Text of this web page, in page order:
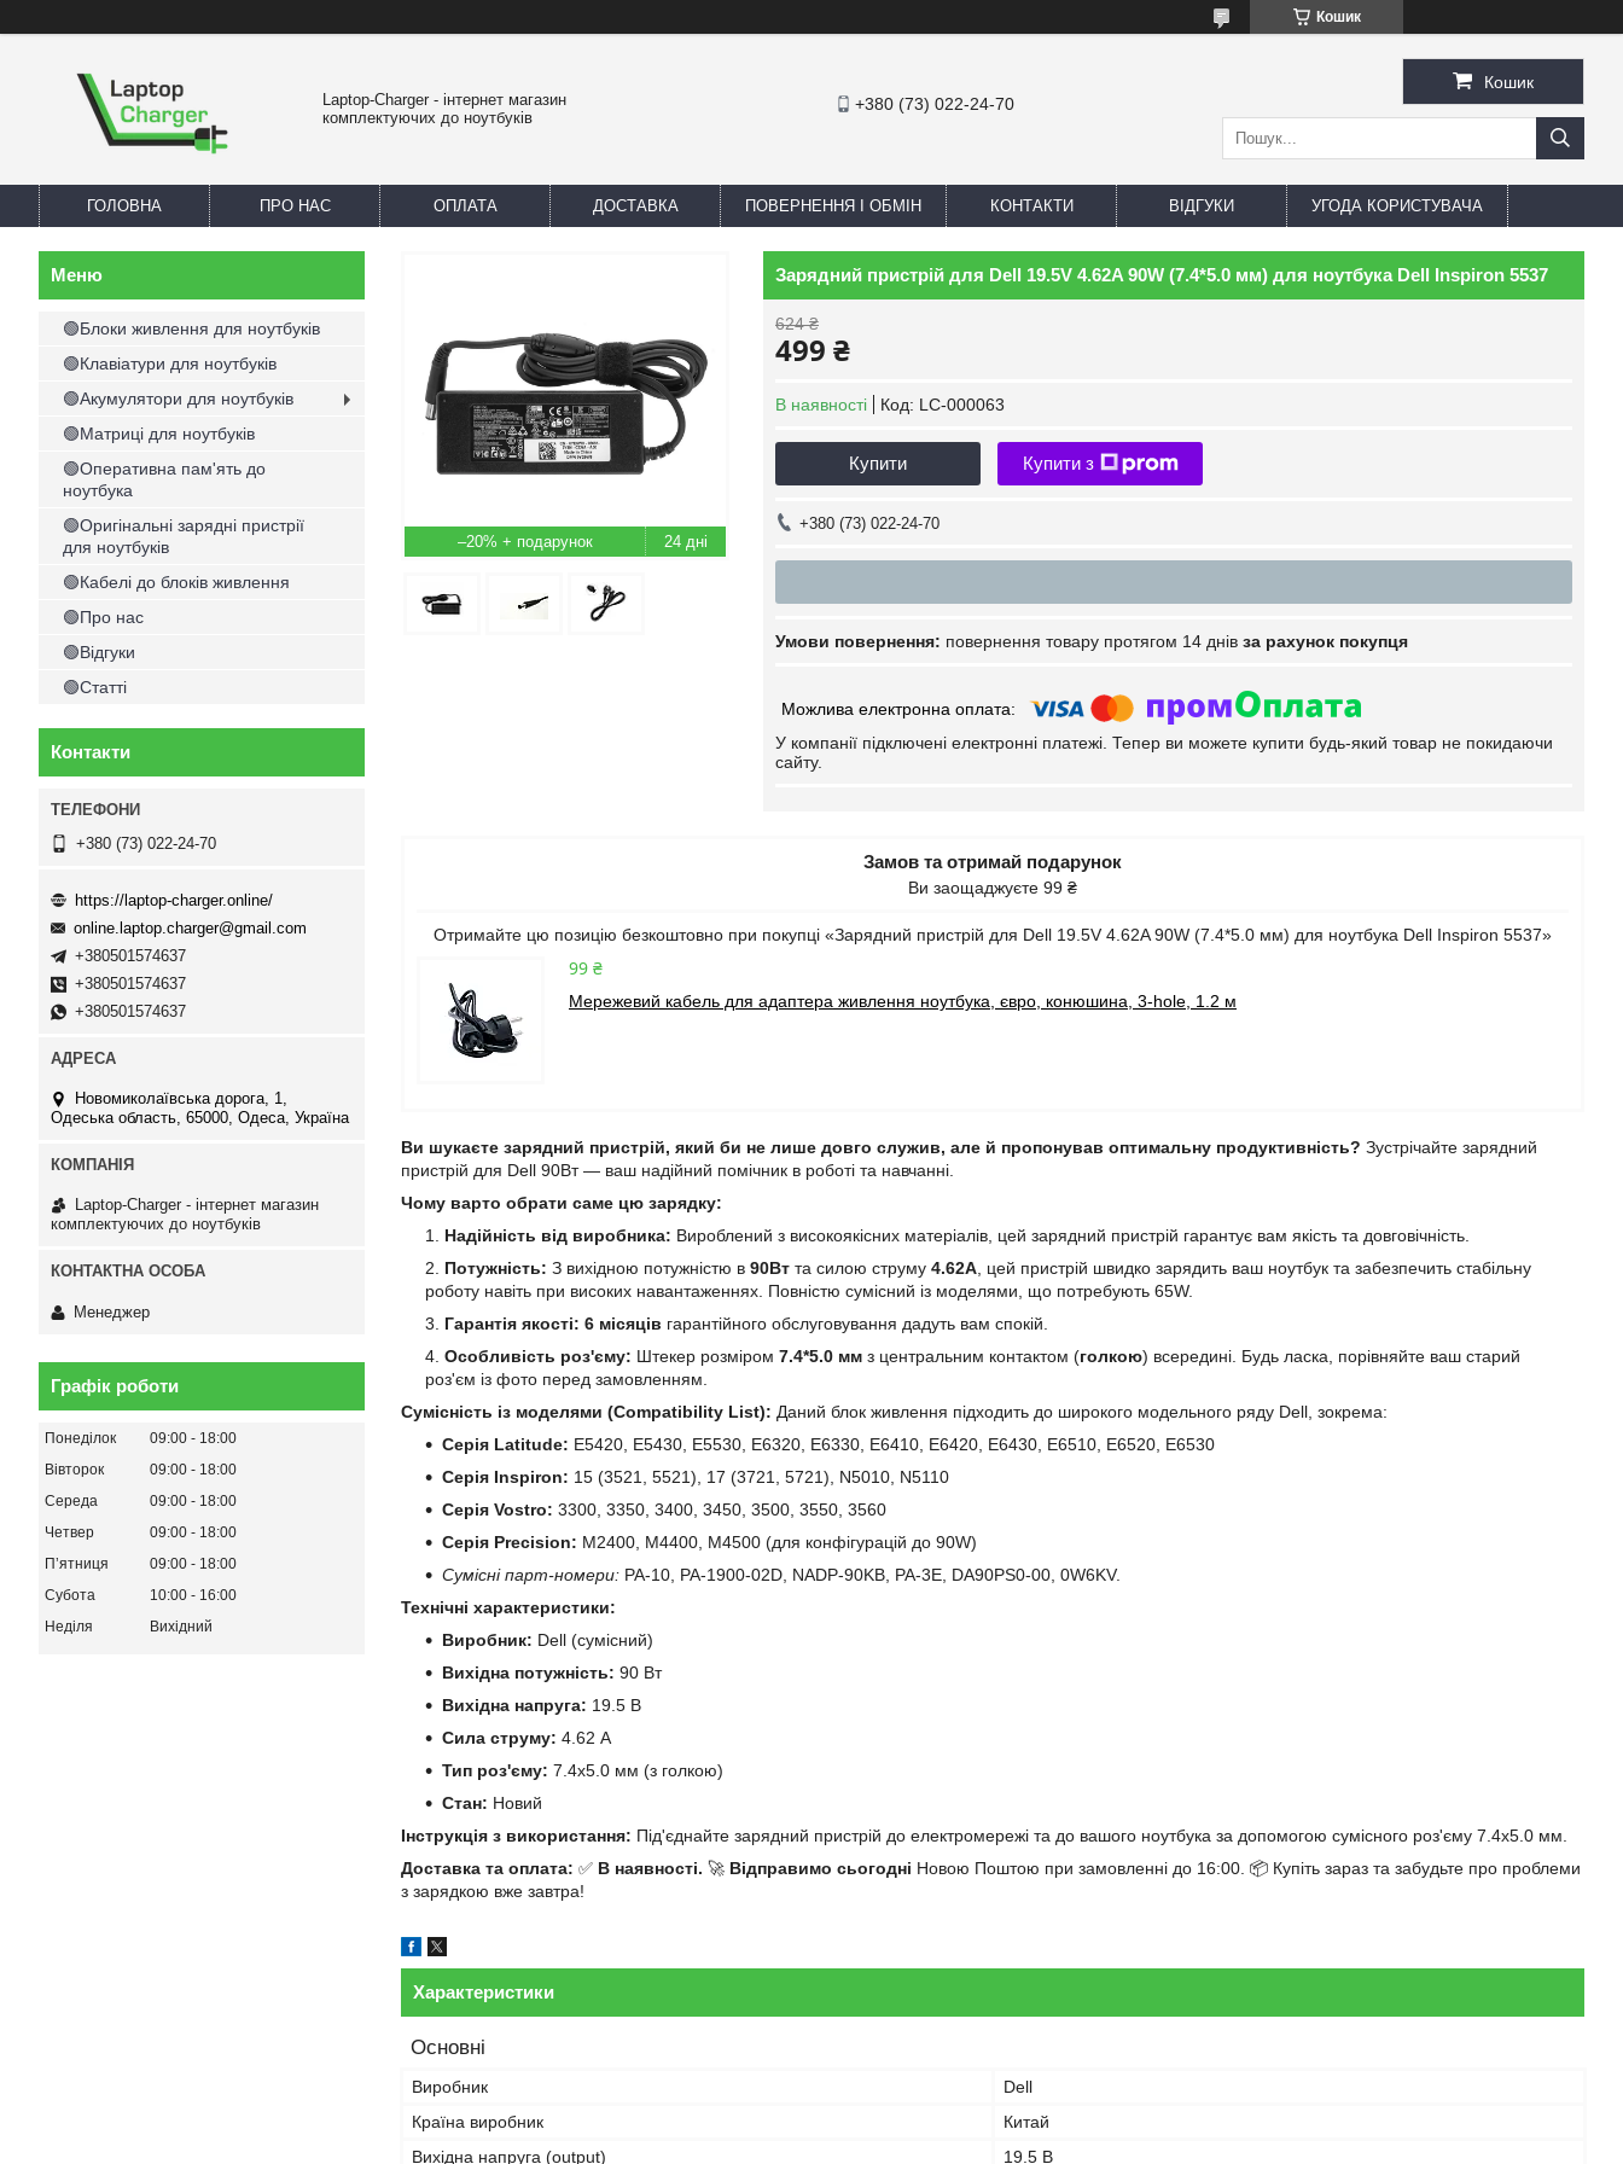
Кошик
Laptop-Charger - інтернет магазин
комплектуючих до ноутбуків
+380 (73) 022-24-70
Кошик
ГОЛОВНА ПРО НАС ОПЛАТА ДОСТАВКА ПОВЕРНЕННЯ І ОБМІН КОНТАКТИ ВІДГУКИ УГОДА КОРИСТУВАЧА
–20% 24 дні
Зарядний пристрій для Dell 19.5V 4.62A 90W (7.4*5.0 мм) для ноутбука Dell Inspiron 5537
624 ₴
499 ₴
В наявності Код: LC-000063
Купити Купити з
+380 (73) 022-24-70
повернення товару протягом 14 днів за рахунок покупця
У компанії підключені електронні платежі. Тепер ви можете купити будь-який товар не покидаючи
сайту.
Замов та отримай подарунок
Ви заощаджуєте 99 ₴
Отримайте цю позицію безкоштовно при покупці «Зарядний пристрій для Dell 19.5V 4.62A 90W (7.4*5.0 мм) для ноутбука Dell Inspiron 5537»
99 ₴
Мережевий кабель для адаптера живлення ноутбука, євро, конюшина, 3-hole, 1.2 м
Ви шукаєте зарядний пристрій, який би не лише довго служив, але й пропонував оптимальну продуктивність? Зустрічайте зарядний
пристрій для Dell 90Вт — ваш надійний помічник в роботі та навчанні.
Чому варто обрати саме цю зарядку:
Надійність від виробника: Вироблений з високоякісних матеріалів, цей зарядний пристрій гарантує вам якість та довговічність.
Потужність: З вихідною потужністю в 90Вт та силою струму 4.62А , цей пристрій швидко зарядить ваш ноутбук та забезпечить стабільну
роботу навіть при високих навантаженнях. Повністю сумісний із моделями, що потребують 65W.
Гарантія якості: 6 місяців гарантійного обслуговування дадуть вам спокій.
Особливість роз'єму: Штекер розміром 7.4*5.0 мм з центральним контактом (голкою) всередині. Будь ласка, порівняйте ваш старий
роз'єм із фото перед замовленням.
Сумісність із моделями (Compatibility List): Даний блок живлення підходить до широкого модельного ряду Dell, зокрема:
Серія Latitude: E5420, E5430, E5530, E6320, E6330, E6410, E6420, E6430, E6510, E6520, E6530
Серія Inspiron: 15 (3521, 5521), 17 (3721, 5721), N5010, N5110
Серія Vostro: 3300, 3350, 3400, 3450, 3500, 3550, 3560
Серія Precision: M2400, M4400, M4500 (для конфігурацій до 90W)
Сумісні парт-номери: PA-10, PA-1900-02D, NADP-90KB, PA-3E, DA90PS0-00, 0W6KV.
Технічні характеристики:
Виробник: Dell (сумісний)
Вихідна потужність: 90 Вт
Вихідна напруга: 19.5 В
Сила струму: 4.62 А
Тип роз'єму: 7.4x5.0 мм (з голкою)
Стан: Новий
Інструкція з використання: Під'єднайте зарядний пристрій до електромережі та до вашого ноутбука за допомогою сумісного роз'єму 7.4x5.0 мм.
Доставка та оплата: ✅ В наявності. 🚀 Відправимо сьогодні Новою Поштою при замовленні до 16:00. 📦 Купіть зараз та забудьте про проблеми
з зарядкою вже завтра!
Характеристики
Основні
Виробник
Dell
Країна виробник
Китай
Вихідна напруга (output)
19.5 В
🟢Блоки живлення для ноутбуків
🟢Клавіатури для ноутбуків
🟢Акумулятори для ноутбуків
🟢Матриці для ноутбуків
🟢Оперативна пам'ять до
ноутбука
🟢Оригінальні зарядні пристрії
для ноутбуків
🟢Кабелі до блоків живлення
🟢Про нас
🟢Відгуки
🟢Статті
Контакти
+380 (73) 022-24-70
https://laptop-charger.online/
online.laptop.charger@gmail.com
+380501574637
+380501574637
+380501574637
Новомиколаївська дорога, 1,
Одеська область, 65000, Одеса, Україна
Laptop-Charger - інтернет магазин
комплектуючих до ноутбуків
Менеджер
Графік роботи
Понеділок 09:00
18:00
Вівторок
09:00
18:00
Середа
09:00
18:00
Четвер
09:00
18:00
Пʼятниця
09:00
18:00
Субота
10:00
16:00
Неділя
Вихідний